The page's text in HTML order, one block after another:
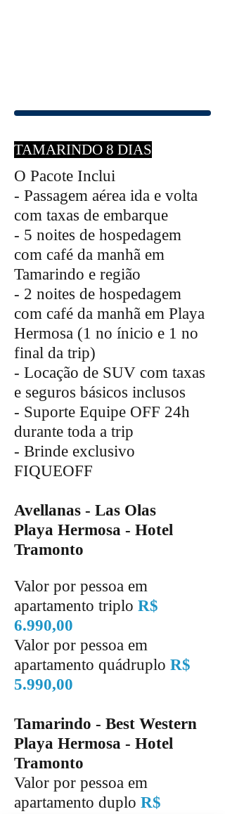
TAMARINDO 8 DIAS
O Pacote Inclui
- Passagem aérea ida e volta
com taxas de embarque
- 5 noites de hospedagem
com café da manhã em
Tamarindo e região
- 2 noites de hospedagem
com café da manhã em Playa
Hermosa (1 no ínicio e 1 no
final da trip)
- Locação de SUV com taxas
e seguros básicos inclusos
- Suporte Equipe OFF 24h
durante toda a trip
- Brinde exclusivo
FIQUEOFF
Avellanas - Las Olas
Playa Hermosa - Hotel
Tramonto
Valor por pessoa em
apartamento triplo R$
6.990,00
Valor por pessoa em
apartamento quádruplo R$
5.990,00
Tamarindo - Best Western
Playa Hermosa - Hotel
Tramonto
Valor por pessoa em
apartamento duplo R$